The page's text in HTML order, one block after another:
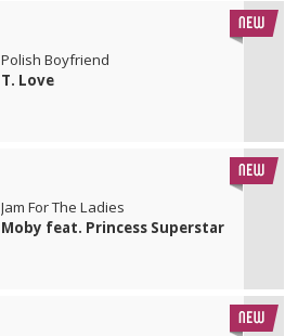
Polish Boyfriend
T. Love
Jam For The Ladies
Moby feat. Princess Superstar